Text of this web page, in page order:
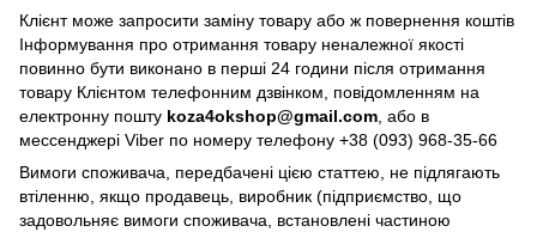
Клієнт може запросити заміну товару або ж повернення коштів
Інформування про отримання товару неналежної якості
повинно бути виконано в перші 24 години після отримання
товару Клієнтом телефонним дзвінком, повідомленням на
електронну пошту koza4okshop@gmail.com , або в
мессенджері Viber по номеру телефону +38 (093) 968-35-66
Вимоги споживача, передбачені цією статтею, не підлягають
втіленню, якщо продавець, виробник (підприємство, що
задовольняє вимоги споживача, встановлені частиною